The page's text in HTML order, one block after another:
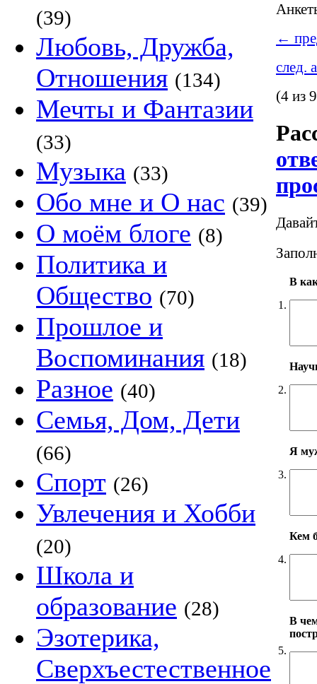
(39)
Любовь, Дружба,
Отношения (134)
Мечты и Фантазии
(33)
Музыка (33)
Обо мне и О нас (39)
О моём блоге (8)
Политика и
Общество (70)
Прошлое и
Воспоминания (18)
Разное (40)
Семья, Дом, Дети
(66)
Спорт (26)
Увлечения и Хобби
(20)
Школа и
образование (28)
Эзотерика,
Сверхъестественное
←
след.
(4 из
1.
В
2.
3.
Я
4.
Кем
5.
В